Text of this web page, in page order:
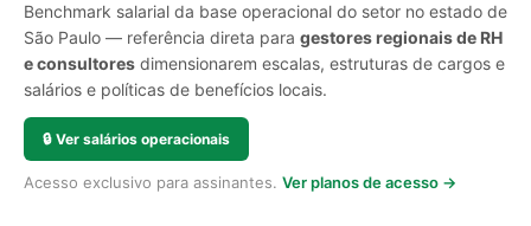
Benchmark salarial da base operacional do setor no estado de
São Paulo — referência direta para gestores regionais de RH
e consultores dimensionarem escalas, estruturas de cargos e
salários e políticas de benefícios locais.
🔒 Ver salários operacionais
Acesso exclusivo para assinantes. Ver planos de acesso →